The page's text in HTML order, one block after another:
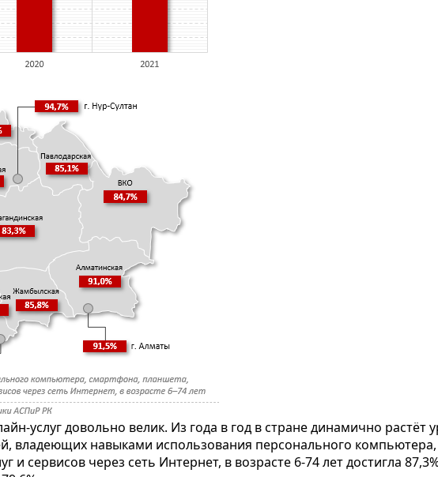
услуг довольно велик. Из года в год в стране динамично растёт
владеющих навыками использования персонального
и сервисов через сеть Интернет, в возрасте 6-74 лет достигла